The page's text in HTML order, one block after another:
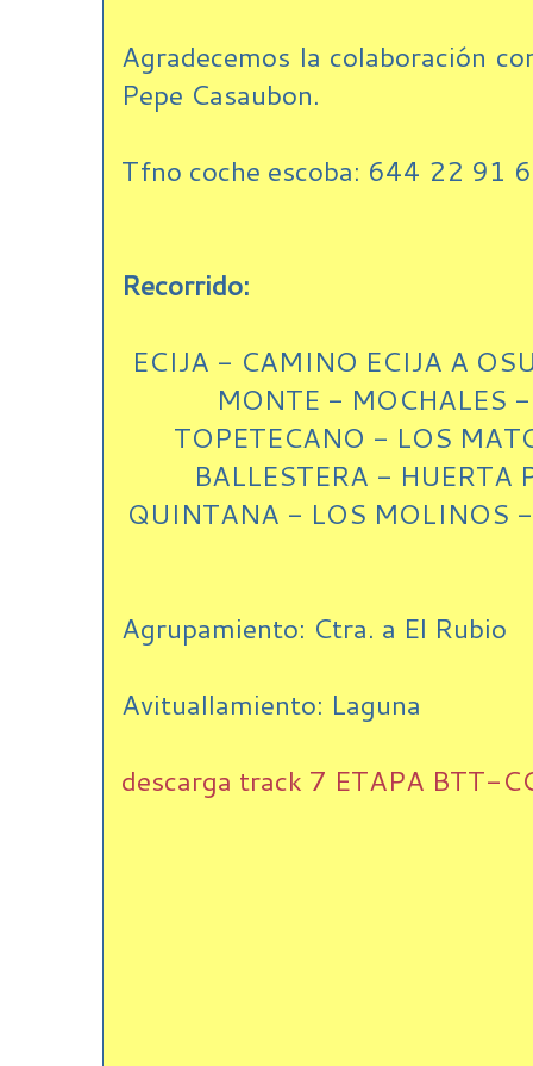
Agradecemos la colaboración
Pepe Casaubon.
Tfno coche escoba: 644 22 91
Recorrido:
ECIJA - CAMINO ECIJA A
MONTE - MOCHALES
TOPETECANO - LOS
BALLESTERA -
QUINTANA - LOS MOLINOS
Agrupamiento: Ctra. a El Rubio
Avituallamiento: Laguna
descarga track 7 ETAPA BTT-